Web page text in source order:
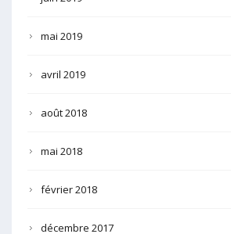
mai 2019
avril 2019
août 2018
mai 2018
février 2018
décembre 2017